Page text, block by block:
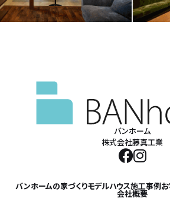
バンホーム
株式会社藤真工業
バンホームの家づくりモデルハウス施工事例
会社概要